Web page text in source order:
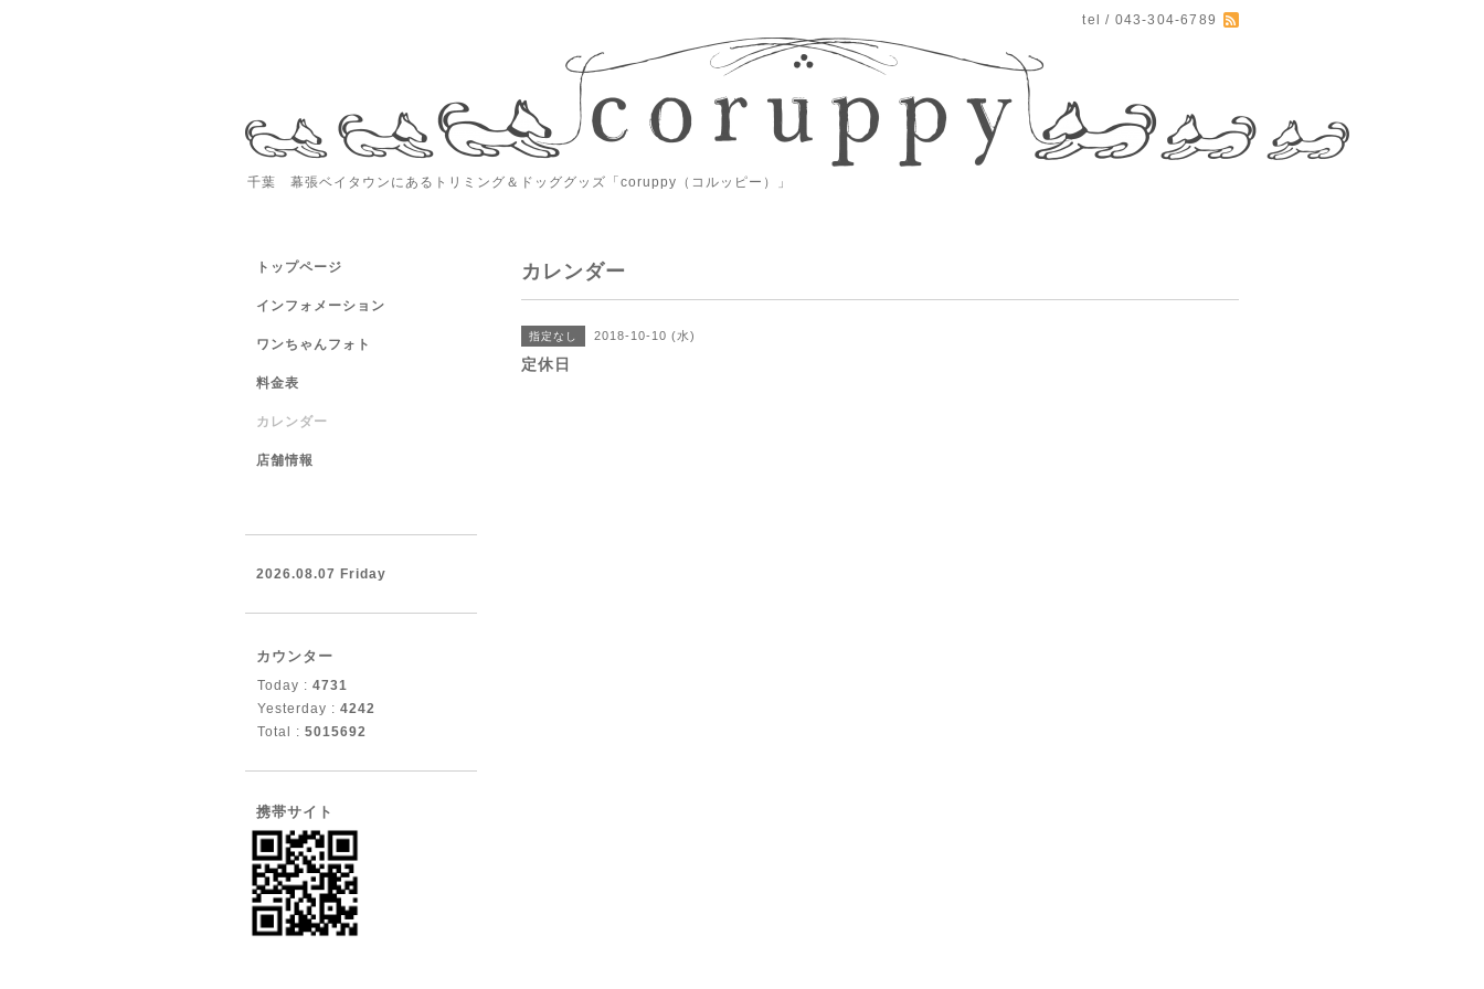
tel / 043-304-6789
千葉 幕張ベイタウンにあるトリミング＆ドッググッズ「coruppy（コルッピー）」
カレンダー
指定なし 2018-10-10 (水)
定休日
トップページ
インフォメーション
ワンちゃんフォト
料金表
カレンダー
店舗情報
2026.08.07 Friday
カウンター
Today : 4731
Yesterday : 4242
Total : 5015692
携帯サイト